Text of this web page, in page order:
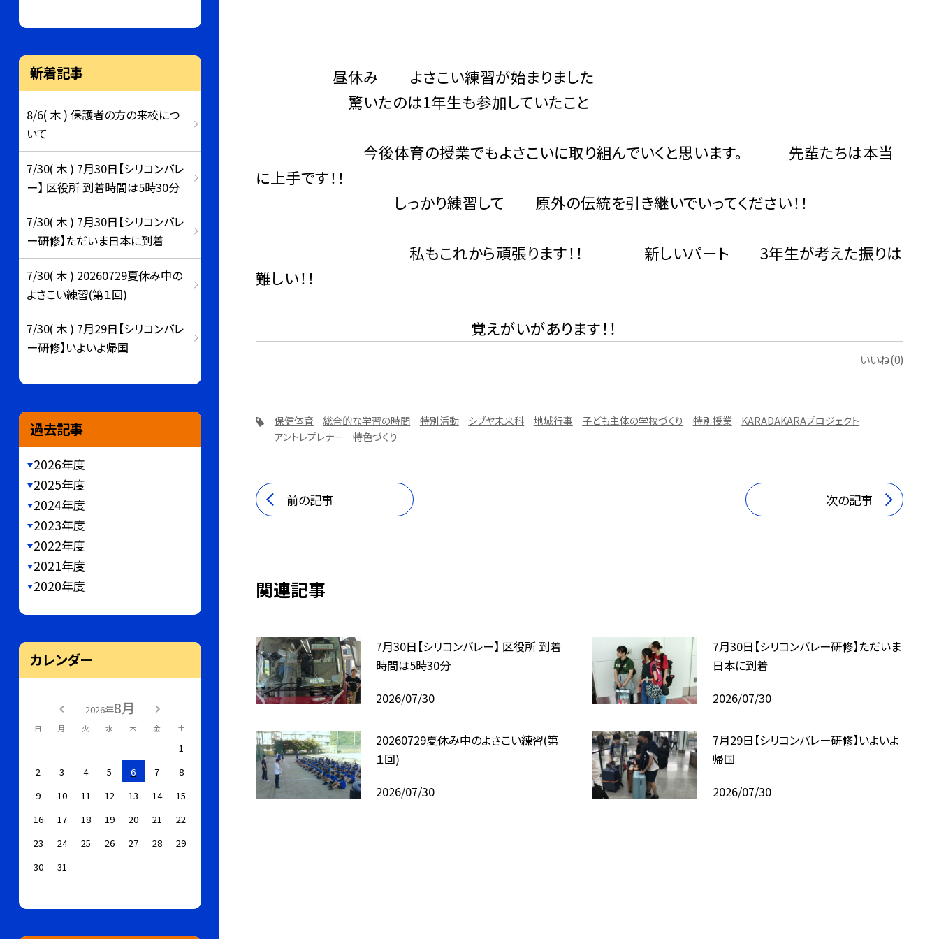
昼休み よさこい練習が始まりました
驚いたのは1年生も参加していたこと
今後体育の授業でもよさこいに取り組んでいくと思います。 先輩たちは本当
に上手です！！
しっかり練習して 原外の伝統を引き継いでいってください！！
私もこれから頑張ります！！ 新しいパート 3年生が考えた振りは
難しい！！
覚えがいがあります！！
いいね(0)
保健体育 総合的な学習の時間 特別活動 シブヤ未来科 地域行事 子ども主体の学校づくり 特別授業
KARADAKARAプロジェクト
アントレプレナー
特色づくり
前の記事 次の記事
関連記事
7月30日【シリコンバレー】 区役所 到着
時間は5時30分
2026/07/30
7月30日【シリコンバレー研修】ただいま
日本に到着
2026/07/30
20260729夏休み中のよさこい練習(第
１回)
2026/07/30
7月29日【シリコンバレー研修】いよいよ
帰国
2026/07/30
新着記事
8/6( 木 ) 保護者の方の来校につ
いて
7/30( 木 ) 7月30日【シリコンバレ
ー】 区役所 到着時間は5時30分
7/30( 木 ) 7月30日【シリコンバレ
ー研修】ただいま日本に到着
7/30( 木 ) 20260729夏休み中の
よさこい練習(第１回)
7/30( 木 ) 7月29日【シリコンバレ
ー研修】いよいよ帰国
過去記事
2026年度
2025年度
2024年度
2023年度
2022年度
2021年度
2020年度
カレンダー
2026年8月
日 月 火 水 木 金 土
1
2
3 4 5 6 7
8
9
10 11 12 13 14
15
16
17 18 19 20 21
22
23
24 25 26 27 28
29
30
31